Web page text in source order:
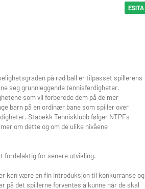
ESITA
på rød ball er tilpasset spillerens
seg grunnleggende tennisferdigheter.
som vil forberede dem på de mer
barn på en ordinær bane som spiller over
Stabekk Tennisklubb følger NTPFs
om dette og om de ulike nivåene
fordelaktig for senere utvikling.
kan være en fin introduksjon til konkurranse og
på det spillerne forventes å kunne når de skal